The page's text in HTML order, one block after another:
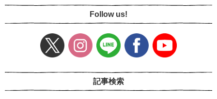
Follow us!
記事検索